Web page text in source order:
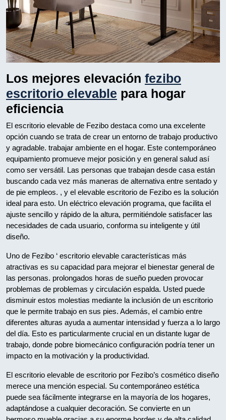
Los mejores elevación fezibo
escritorio elevable para hogar
eficiencia
El escritorio elevable de Fezibo destaca como una excelente
opción cuando se trata de crear un entorno de trabajo productivo
y agradable. trabajar ambiente en el hogar. Este contemporáneo
equipamiento promueve mejor posición y en general salud así
como ser versátil. Las personas que trabajan desde casa están
buscando cada vez más maneras de alternativa entre sentado y
de pie empleos. , y el elevable escritorio de Fezibo es la solución
ideal para esto. Un eléctrico elevación programa, que facilita el
ajuste sencillo y rápido de la altura, permitiéndole satisfacer las
necesidades de cada usuario, conforma su inteligente y útil
diseño.
Uno de Fezibo ‘ escritorio elevable características más
atractivas es su capacidad para mejorar el bienestar general de
las personas. prolongados horas de sueño pueden provocar
problemas de problemas y circulación espalda. Usted puede
disminuir estos molestias mediante la inclusión de un escritorio
que le permite trabajo en sus pies. Además, el cambio entre
diferentes alturas ayuda a aumentar intensidad y fuerza a lo largo
del día. Esto es particularmente crucial en un distante lugar de
trabajo, donde pobre biomecánico configuración podría tener un
impacto en la motivación y la productividad.
El escritorio elevable de escritorio por Fezibo’s cosmético diseño
merece una mención especial. Su contemporáneo estética
puede sea fácilmente integrarse en la mayoría de los hogares,
adaptándose a cualquier decoración. Se convierte en un